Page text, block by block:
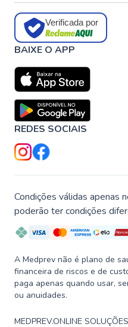
Verificada por
BAIXE O APP
REDES SOCIAIS
Condições válidas apenas
poderão ter condições
A Medprev não é plano de
financeira de riscos e de
paga apenas quando usar,
ou anuidades.
MEDPREV.ONLINE